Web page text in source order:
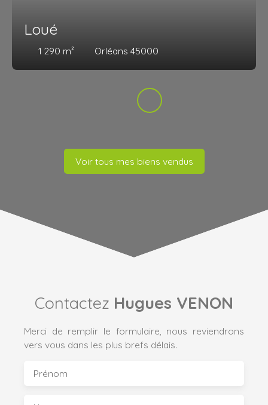
Loué
1 290 m² Orléans 45000
Voir tous mes biens vendus
Contactez Hugues VENON
Merci de remplir le formulaire, nous reviendrons
vers vous dans les plus brefs délais.
Prénom